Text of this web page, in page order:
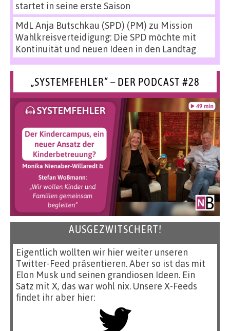
startet in seine erste Saison
MdL Anja Butschkau (SPD) (PM) zu Mission
Wahlkreisverteidigung: Die SPD möchte mit
Kontinuität und neuen Ideen in den Landtag
„SYSTEMFEHLER“ – DER PODCAST #28
AUSGEZWITSCHERT!
Eigentlich wollten wir hier weiter unseren
Twitter-Feed präsentieren. Aber so ist das mit
Elon Musk und seinen grandiosen Ideen. Ein
Satz mit X, das war wohl nix. Unsere X-Feeds
findet ihr aber hier: